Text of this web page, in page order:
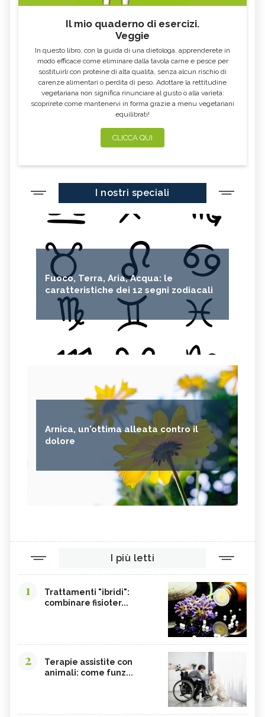
Il mio quaderno di esercizi.
Veggie
In questo libro, con la guida di una dietologa, apprenderete in
modo efficace come eliminare dalla tavola carne e pesce per
sostituirli con proteine di alta qualità, senza alcun rischio di
carenze alimentari o perdita di peso. Adottare la rettitudine
vegetariana non significa rinunciare al gusto o alla varietà:
scoprirete come mantenervi in forma grazie a menu vegetariani
equilibrati!
CLICCA QUI
I nostri speciali
Fuoco, Terra, Aria, Acqua: le
caratteristiche dei 12 segni zodiacali
Arnica, un'ottima alleata contro il
dolore
I più letti
1
Trattamenti "ibridi":
combinare fisioter...
2
Terapie assistite con
animali: come funz...